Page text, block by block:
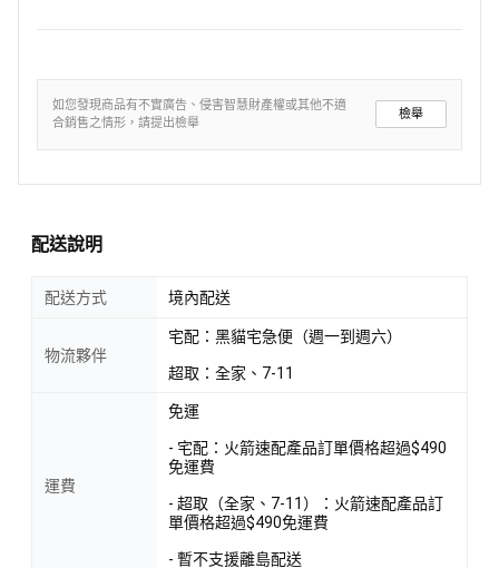
如您發現商品有不實廣告、侵害智慧財產權或其他不適
合銷售之情形，請提出檢舉
檢舉
配送說明
配送方式 境內配送
物流夥伴
宅配：黑貓宅急便（週一到週六）
超取：全家、7-11
運費
免運
- 宅配：火箭速配產品訂單價格超過$490
免運費
- 超取（全家、7-11）：火箭速配產品訂
單價格超過$490免運費
- 暫不支援離島配送